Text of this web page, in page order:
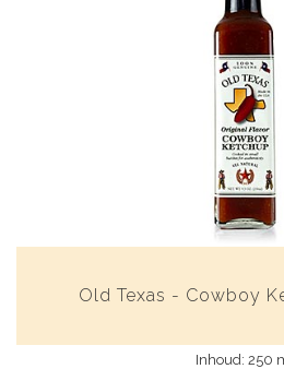
Old Texas - Cowboy
Inhoud: 250